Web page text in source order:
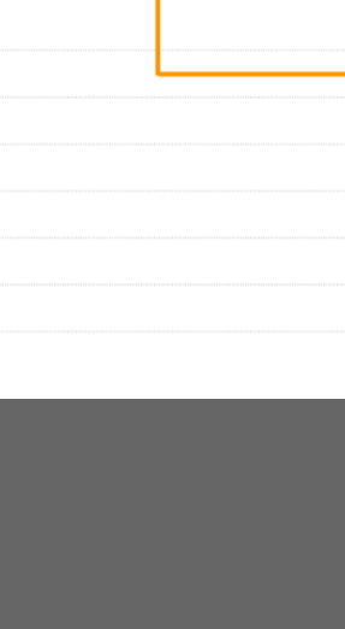
で、あらかじめご了承ください。